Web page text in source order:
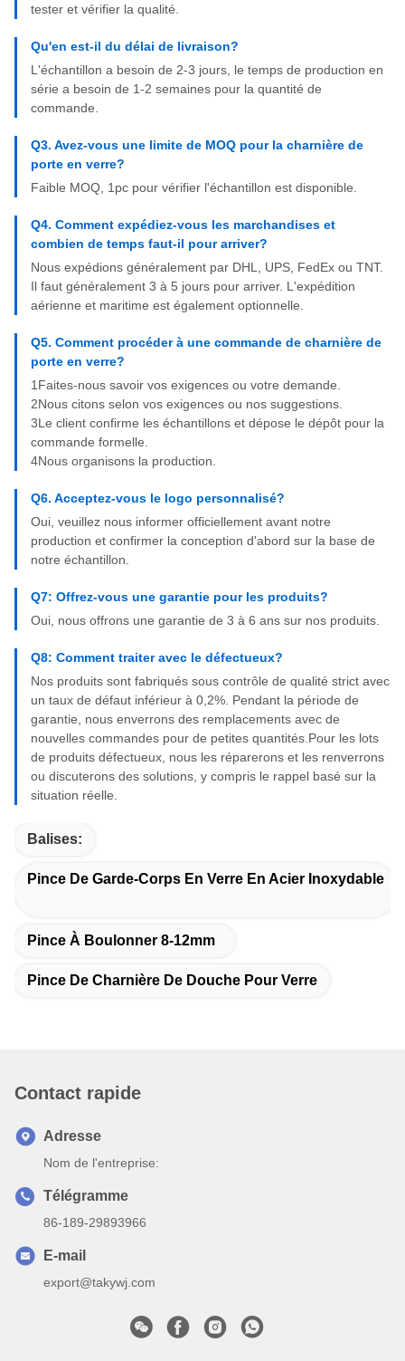
tester et vérifier la qualité.
Qu'en est-il du délai de livraison?
L'échantillon a besoin de 2-3 jours, le temps de production en
série a besoin de 1-2 semaines pour la quantité de
commande.
Q3. Avez-vous une limite de MOQ pour la charnière de
porte en verre?
Faible MOQ, 1pc pour vérifier l'échantillon est disponible.
Q4. Comment expédiez-vous les marchandises et
combien de temps faut-il pour arriver?
Nous expédions généralement par DHL, UPS, FedEx ou TNT.
Il faut généralement 3 à 5 jours pour arriver. L'expédition
aérienne et maritime est également optionnelle.
Q5. Comment procéder à une commande de charnière de
porte en verre?
1Faites-nous savoir vos exigences ou votre demande.
2Nous citons selon vos exigences ou nos suggestions.
3Le client confirme les échantillons et dépose le dépôt pour la
commande formelle.
4Nous organisons la production.
Q6. Acceptez-vous le logo personnalisé?
Oui, veuillez nous informer officiellement avant notre
production et confirmer la conception d'abord sur la base de
notre échantillon.
Q7: Offrez-vous une garantie pour les produits?
Oui, nous offrons une garantie de 3 à 6 ans sur nos produits.
Q8: Comment traiter avec le défectueux?
Nos produits sont fabriqués sous contrôle de qualité strict avec
un taux de défaut inférieur à 0,2%. Pendant la période de
garantie, nous enverrons des remplacements avec de
nouvelles commandes pour de petites quantités.Pour les lots
de produits défectueux, nous les réparerons et les renverrons
ou discuterons des solutions, y compris le rappel basé sur la
situation réelle.
Balises:
Pince De Garde-Corps En Verre En Acier Inoxydable
Pince À Boulonner 8-12mm
Pince De Charnière De Douche Pour Verre
Contact rapide
Adresse
Nom de l'entreprise:
Télégramme
86-189-29893966
E-mail
export@takywj.com